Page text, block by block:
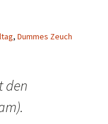
, Dummes Zeuch
den